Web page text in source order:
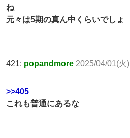
ね
元々は5期の真ん中くらいでしょ
421: popandmore 2025/04/01(火
>>405
これも普通にあるな